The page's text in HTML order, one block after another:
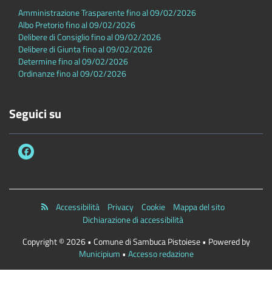
Amministrazione Trasparente fino al 09/02/2026
Albo Pretorio fino al 09/02/2026
Delibere di Consiglio fino al 09/02/2026
Delibere di Giunta fino al 09/02/2026
Determine fino al 09/02/2026
Ordinanze fino al 09/02/2026
Seguici su
Accessibilità Privacy Cookie
Mappa del sito
Dichiarazione di accessibilità
Copyright © 2026 • Comune di Sambuca Pistoiese • Powered by
Municipium • Accesso redazione